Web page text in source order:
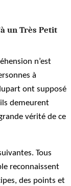
un Très Petit
n’est
à
ont supposé
demeurent
vérité de ce
Tous
reconnaissent
des points et